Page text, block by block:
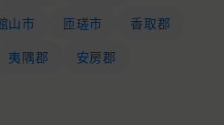
山市 匝瑳市
香取郡
夷隅郡 安房郡